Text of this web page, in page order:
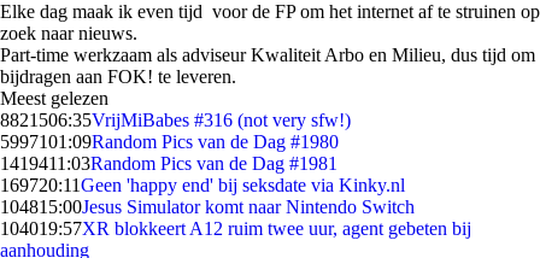
Elke dag maak ik even tijd voor de FP om het internet af te struinen op
zoek naar nieuws.
Part-time werkzaam als adviseur Kwaliteit Arbo en Milieu, dus tijd om
bijdragen aan FOK! te leveren.
Meest gelezen
8821506:35VrijMiBabes #316 (not very sfw!)
5997101:09Random Pics van de Dag #1980
1419411:03Random Pics van de Dag #1981
169720:11Geen 'happy end' bij seksdate via Kinky.nl
104815:00Jesus Simulator komt naar Nintendo Switch
104019:57XR blokkeert A12 ruim twee uur, agent gebeten bij
aanhouding